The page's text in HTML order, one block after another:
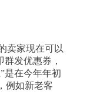
卖家现在可以
发优惠券，
是在今年年初
例如新老客